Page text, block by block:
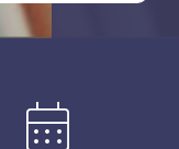
calendar_month